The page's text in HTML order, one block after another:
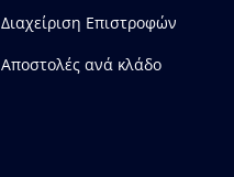
Διαχείριση Επιστροφών
Αποστολές ανά κλάδο